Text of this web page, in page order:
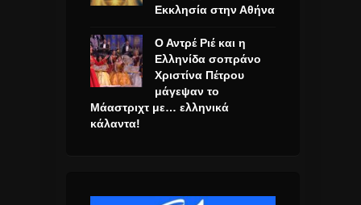
Εκκλησία στην Αθήνα
Ο Αντρέ Ριέ και η
Ελληνίδα σοπράνο
Χριστίνα Πέτρου
μάγεψαν το
Μάαστριχτ με… ελληνικά
κάλαντα!